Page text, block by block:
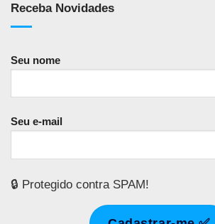
Receba Novidades
Seu nome
Seu e-mail
🔒 Protegido contra SPAM!